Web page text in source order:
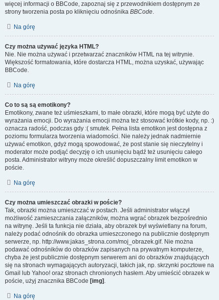
więcej informacji o BBCode, zapoznaj się z przewodnikiem dostępnym ze
strony tworzenia posta po kliknięciu odnośnika BBCode.
Na górę
Czy można używać języka HTML?
Nie. Nie można używać i przetwarzać znaczników HTML na tej witrynie.
Większość formatowania, które dostarcza HTML, można uzyskać, używając
BBCode.
Na górę
Co to są są emotikony?
Emotikony, zwane też uśmieszkami, to małe obrazki, które mogą być użyte do
wyrażania emocji. Do wyrażania emocji można też stosować krótkie kody, np. :)
oznacza radość, podczas gdy :( smutek. Pełna lista emotikon jest dostępna z
poziomu formularza tworzenia wiadomości. Nie należy jednak nadmiernie
używać emotikon, gdyż mogą spowodować, że post stanie się nieczytelny i
moderator może podjąć decyzję o ich usunięciu bądź też usunięciu całego
posta. Administrator witryny może określić dopuszczalny limit emotikon w
poście.
Na górę
Czy można umieszczać obrazki w poście?
Tak, obrazki można umieszczać w postach. Jeśli administrator włączył
możliwość zamieszczania załączników, można wgrać obrazek bezpośrednio
na witrynę. Jeśli ta funkcja nie działa, aby obrazek był wyświetlany na forum,
należy podać odnośnik do obrazka umieszczonego na publicznie dostępnym
serwerze, np. http://www.jakas_strona.com/moj_obrazek.gif. Nie można
podawać odnośników do obrazków zapisanych na prywatnym komputerze,
chyba że jest publicznie dostępnym serwerem ani do obrazków znajdujących
się na stronach wymagających autoryzacji, takich jak, np. skrzynki pocztowe na
Gmail lub Yahoo! oraz stronach chronionych hasłem. Aby umieścić obrazek w
poście, użyj znacznika BBCode [img] .
Na górę